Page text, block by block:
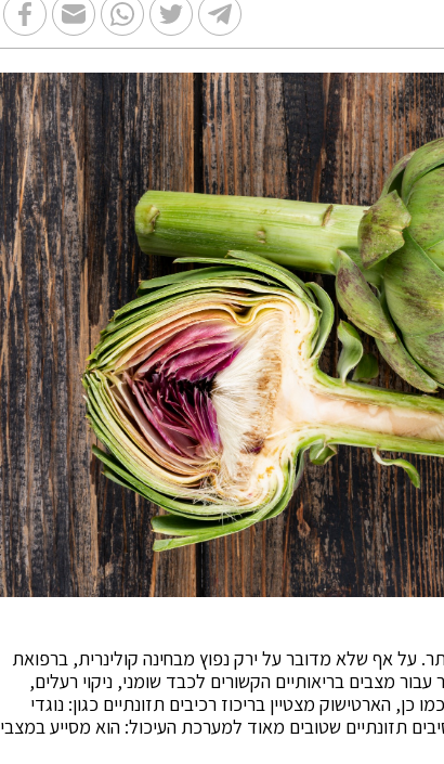
על אף שלא מדובר על ירק נפוץ מבחינה קולינרית, ברפואת
מצבים בריאותיים הקשורים לכבד שומני, ניקוי רעלים,
כן, הארטישוק מצטיין בריכוז רכיבים תזונתיים כגון: נוגדי
תזונתיים שטובים מאוד למערכת העיכול: הוא מסייע במצבי